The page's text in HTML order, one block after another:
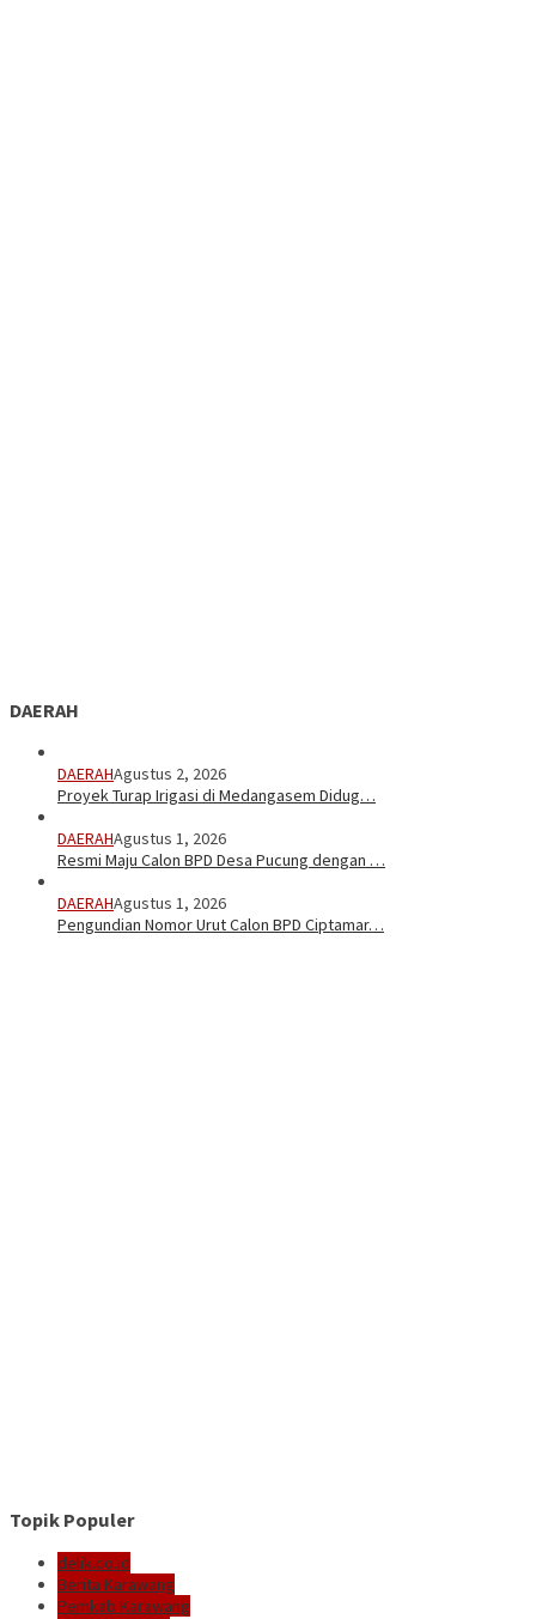
DAERAH
DAERAHAgustus 2, 2026
Proyek Turap Irigasi di Medangasem Didug…
DAERAHAgustus 1, 2026
Resmi Maju Calon BPD Desa Pucung dengan …
DAERAHAgustus 1, 2026
Pengundian Nomor Urut Calon BPD Ciptamar…
Topik Populer
delik.co.id
Berita Karawang
Pemkab Karawang